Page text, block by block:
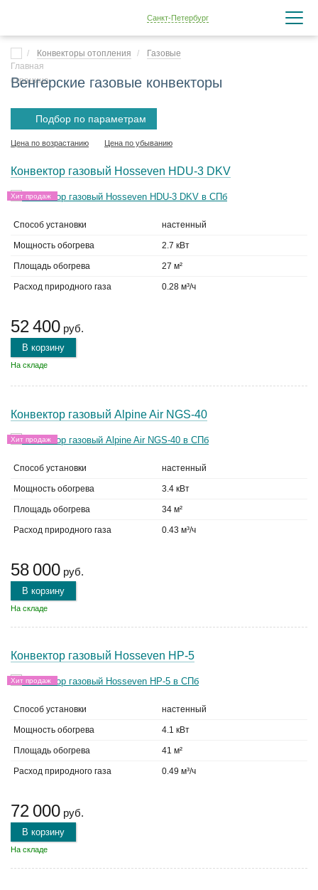
Санкт-Петербург
Конвекторы отопления Газовые
Венгерские газовые конвекторы
Подбор по параметрам
Цена по возрастанию Цена по убыванию
Конвектор газовый Hosseven HDU-3 DKV
Хит продаж
Способ установки настенный
Мощность обогрева 2.7 кВт
Площадь обогрева 27 м²
Расход природного газа 0.28 м³/ч
52 400 руб.
В корзину
На складе
Конвектор газовый Alpine Air NGS-40
Хит продаж
Способ установки настенный
Мощность обогрева 3.4 кВт
Площадь обогрева 34 м²
Расход природного газа 0.43 м³/ч
58 000 руб.
В корзину
На складе
Конвектор газовый Hosseven HP-5
Хит продаж
Способ установки настенный
Мощность обогрева 4.1 кВт
Площадь обогрева 41 м²
Расход природного газа 0.49 м³/ч
72 000 руб.
В корзину
На складе